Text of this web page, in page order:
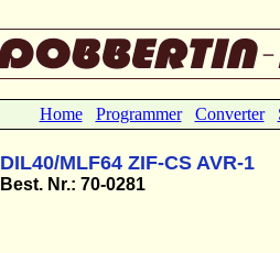
Home Programmer Converter
DIL40/MLF64 ZIF-CS AVR-1
Best. Nr.: 70-0281